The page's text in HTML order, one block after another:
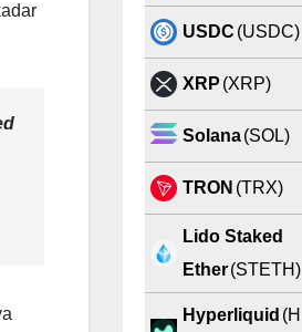
USDC (USDC)
XRP (XRP)
Solana (SOL)
TRON (TRX)
Lido Staked
Ether (STETH)
Hyperliquid (H